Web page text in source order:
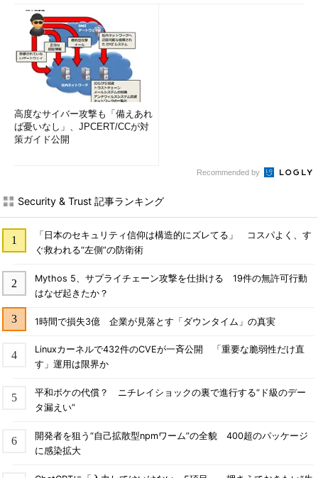
高度なサイバー攻撃も「備えあれ
ば憂いなし」、JPCERT/CCが対
策ガイド公開
Recommended by
Security & Trust 記事ランキング
「日本のセキュリティ信仰は構造的にズレてる」 コスパよく、す
ぐ救われる“左側”の防衛術
Mythos 5、サプライチェーン攻撃を仕掛ける 19件の無許可行動
はなぜ起きたか？
1時間で損失3億 企業が見落とす「ダウンタイム」の真実
Linuxカーネルで432件のCVEが一斉公開 「重要な脆弱性だけ直
す」運用は限界か
平和ボケの代償？ ニチレイショックの裏で進行する“ド級のデー
タ漏えい”
開発者を狙う“自己拡散型npmワーム”の全貌 400超のパッケージ
に感染拡大